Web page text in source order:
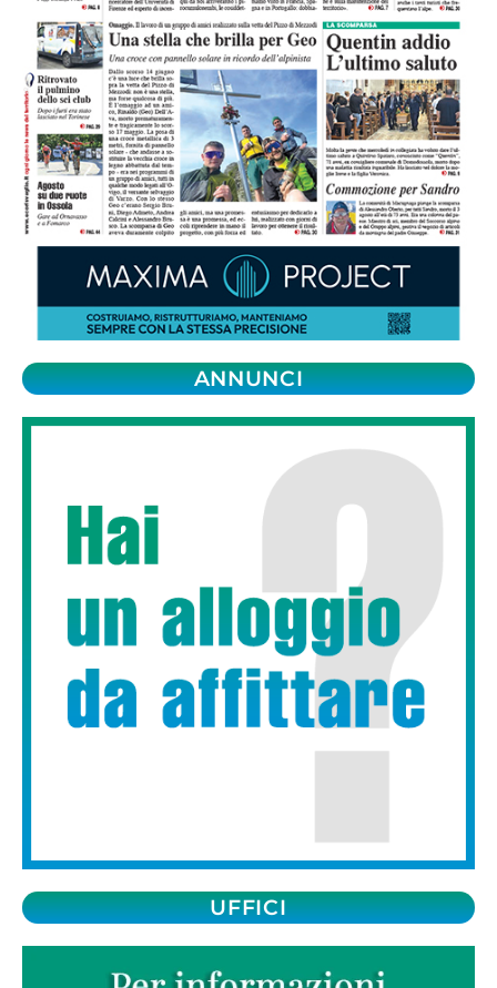
ANNUNCI
UFFICI